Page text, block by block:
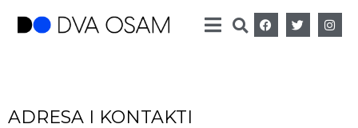
ADRESA I KONTAKTI